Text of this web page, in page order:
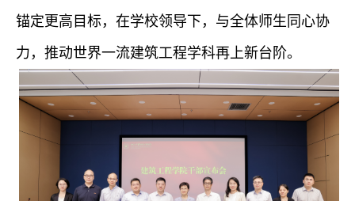
锚定更高目标，在学校领导下 ， 与全体师生同心协
力，推动世界一流建筑工程学科再上新台阶。